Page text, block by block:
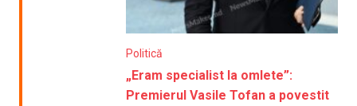
Politică
„Eram specialist la omlete”:
Premierul Vasile Tofan a povestit